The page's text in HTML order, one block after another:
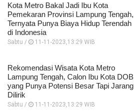
Kota Metro Bakal Jadi Ibu Kota
Pemekaran Provinsi Lampung Tengah,
Ternyata Punya Biaya Hidup Terendah
di Indonesia
Sabtu / 11-11-2023,13:29 WIB
Rekomendasi Wisata Kota Metro
Lampung Tengah, Calon Ibu Kota DOB
yang Punya Potensi Besar Tapi Jarang
Dilirik
Sabtu / 11-11-2023,13:29 WIB